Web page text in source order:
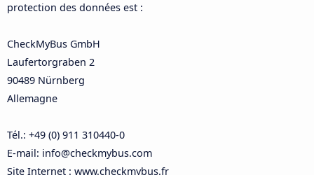
protection des données est :
CheckMyBus GmbH
Laufertorgraben 2
90489 Nürnberg
Allemagne
Tél.: +49 (0) 911 310440-0
E-mail: info@checkmybus.com
Site Internet : www.checkmybus.fr